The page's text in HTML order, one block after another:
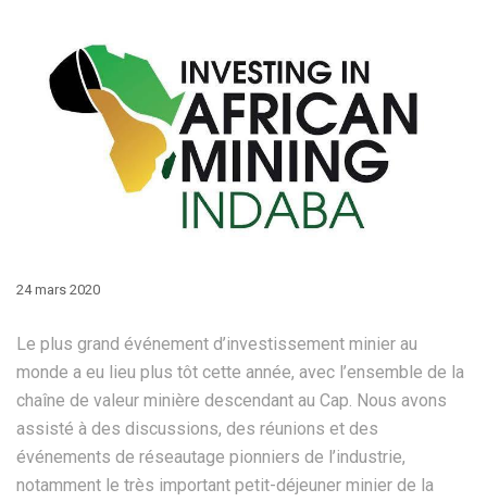
24 mars 2020
Le plus grand événement d’investissement minier au
monde a eu lieu plus tôt cette année, avec l’ensemble de la
chaîne de valeur minière descendant au Cap. Nous avons
assisté à des discussions, des réunions et des
événements de réseautage pionniers de l’industrie,
notamment le très important petit-déjeuner minier de la